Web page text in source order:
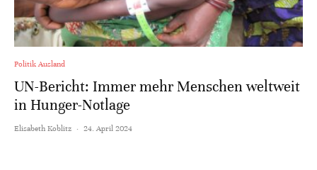
Politik Ausland
UN-Bericht: Immer mehr Menschen weltweit
in Hunger-Notlage
Elisabeth Koblitz · 24. April 2024